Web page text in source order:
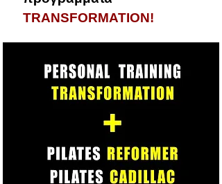
TRANSFORMATION!